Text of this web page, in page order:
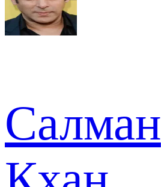
Салман